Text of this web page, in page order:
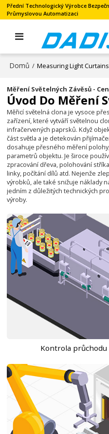
Přední Technologický Výrobce
Průmyslovou Automatizaci
Domů / Measuring Light
Měření Světelných Závěsů -
Úvod Do Měření
Měřicí světelná clona je vysoce
zařízení, které vytváří světelnou
infračervených paprsků. Když
část světla a je detekován
dosahuje přesného měření
parametrů objektu. Je široce
zpracování dřeva, polohování
linky, počítání dílů atd. Nejenže
výrobků, ale také snižuje náklady
jedním z důležitých technických
výroby.
Kontrola